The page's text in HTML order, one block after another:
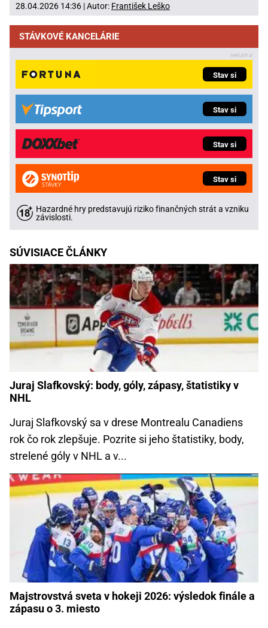
28.04.2026 14:36 | Autor: František Leško
STÁVKOVÉ KANCELÁRIE
Stav si
Stav si
Stav si
Stav si
Hazardné hry predstavujú riziko finančných strát a vzniku
závislosti.
SÚVISIACE ČLÁNKY
Juraj Slafkovský: body, góly, zápasy, štatistiky v
NHL
Juraj Slafkovský sa v drese Montrealu Canadiens
rok čo rok zlepšuje. Pozrite si jeho štatistiky, body,
strelené góly v NHL a v...
Majstrovstvá sveta v hokeji 2026: výsledok finále a
zápasu o 3. miesto